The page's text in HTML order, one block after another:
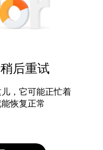
后重试
，它可能正忙着
恢复正常